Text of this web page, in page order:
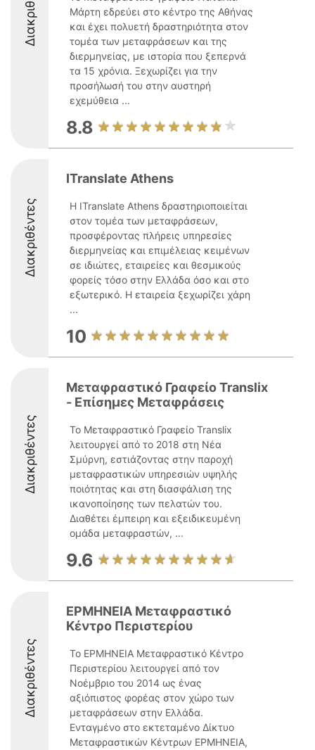
Μάρτη εδρεύει στο κέντρο της Αθήνας
και έχει πολυετή δραστηριότητα στον
τομέα των μεταφράσεων και της
διερμηνείας, με ιστορία που ξεπερνά
τα 15 χρόνια. Ξεχωρίζει για την
προσήλωσή του στην αυστηρή
εχεμύθεια ...
8.8
Διακριθέντες
ITranslate Athens
Η ITranslate Athens δραστηριοποιείται
στον τομέα των μεταφράσεων,
προσφέροντας πλήρεις υπηρεσίες
διερμηνείας και επιμέλειας κειμένων
σε ιδιώτες, εταιρείες και θεσμικούς
φορείς τόσο στην Ελλάδα όσο και στο
εξωτερικό. Η εταιρεία ξεχωρίζει χάρη
...
10
Διακριθέντες
Μεταφραστικό Γραφείο Translix
- Επίσημες Μεταφράσεις
Το Μεταφραστικό Γραφείο Translix
λειτουργεί από το 2018 στη Νέα
Σμύρνη, εστιάζοντας στην παροχή
μεταφραστικών υπηρεσιών υψηλής
ποιότητας και στη διασφάλιση της
ικανοποίησης των πελατών του.
Διαθέτει έμπειρη και εξειδικευμένη
ομάδα μεταφραστών, ...
9.6
Διακριθέντες
ΕΡΜΗΝΕΙΑ Μεταφραστικό
Κέντρο Περιστερίου
Το ΕΡΜΗΝΕΙΑ Μεταφραστικό Κέντρο
Περιστερίου λειτουργεί από τον
Νοέμβριο του 2014 ως ένας
αξιόπιστος φορέας στον χώρο των
μεταφράσεων στην Ελλάδα.
Ενταγμένο στο εκτεταμένο Δίκτυο
Μεταφραστικών Κέντρων ΕΡΜΗΝΕΙΑ,